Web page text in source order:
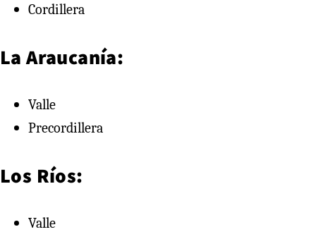
Cordillera
La Araucanía:
Valle
Precordillera
Los Ríos:
Valle